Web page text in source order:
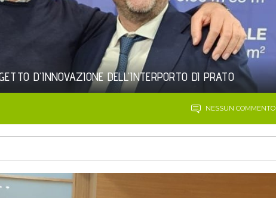
D’INNOVAZIONE DELL’INTERPORTO DI PRATO
NESSUN COMMENTO